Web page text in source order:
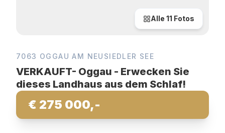
Alle 11 Fotos
7063 OGGAU AM NEUSIEDLER SEE
VERKAUFT- Oggau - Erwecken Sie
dieses Landhaus aus dem Schlaf!
€ 275 000,-